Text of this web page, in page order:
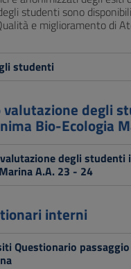
studenti sono
e miglioramento di
studenti
valutazione degli
Bio-Ecologia
degli studenti
A.A. 23 - 24
interni
Questionario